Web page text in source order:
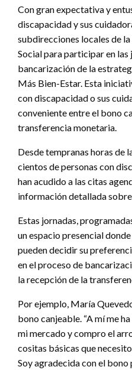
Con gran expectativa y
discapacidad y sus
subdirecciones locales de
Social para participar en
bancarización de la
Más Bien-Estar. Esta
con discapacidad o sus
conveniente entre el bono
transferencia monetaria.
Desde tempranas horas de
cientos de personas con
han acudido a las citas
información detallada
Estas jornadas,
un espacio presencial
pueden decidir su
en el proceso de
la recepción de la
Por ejemplo, María
bono canjeable. “A mí me
mi mercado y compro el
cositas básicas que
Soy agradecida con el bono